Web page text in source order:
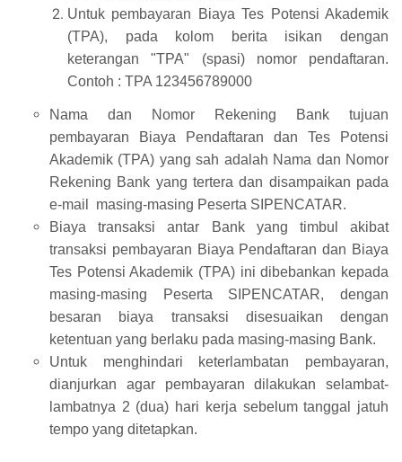
Untuk pembayaran Biaya Tes Potensi Akademik
(TPA), pada kolom berita isikan dengan
keterangan "TPA" (spasi) nomor pendaftaran.
Contoh : TPA 123456789000
Nama dan Nomor Rekening Bank tujuan
pembayaran Biaya Pendaftaran dan Tes Potensi
Akademik (TPA) yang sah adalah Nama dan Nomor
Rekening Bank yang tertera dan disampaikan pada
e-mail masing-masing Peserta SIPENCATAR.
Biaya transaksi antar Bank yang timbul akibat
transaksi pembayaran Biaya Pendaftaran dan Biaya
Tes Potensi Akademik (TPA) ini dibebankan kepada
masing-masing Peserta SIPENCATAR, dengan
besaran biaya transaksi disesuaikan dengan
ketentuan yang berlaku pada masing-masing Bank.
Untuk menghindari keterlambatan pembayaran,
dianjurkan agar pembayaran dilakukan selambat-
lambatnya 2 (dua) hari kerja sebelum tanggal jatuh
tempo yang ditetapkan.